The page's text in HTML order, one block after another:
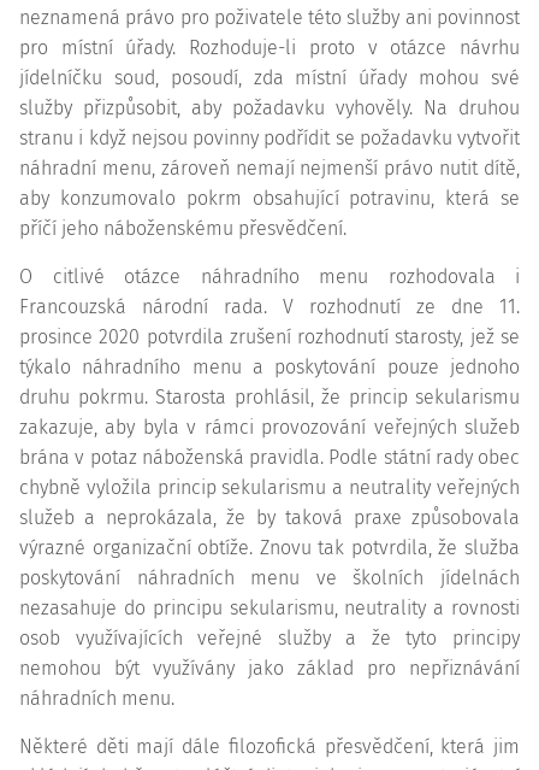
neznamená právo pro poživatele této služby ani povinnost
pro místní úřady. Rozhoduje-li proto v otázce návrhu
jídelníčku soud, posoudí, zda místní úřady mohou své
služby přizpůsobit, aby požadavku vyhověly. Na druhou
stranu i když nejsou povinny podřídit se požadavku vytvořit
náhradní menu, zároveň nemají nejmenší právo nutit dítě,
aby konzumovalo pokrm obsahující potravinu, která se
příčí jeho náboženskému přesvědčení.
O citlivé otázce náhradního menu rozhodovala i
Francouzská národní rada. V rozhodnutí ze dne 11.
prosince 2020 potvrdila zrušení rozhodnutí starosty, jež se
týkalo náhradního menu a poskytování pouze jednoho
druhu pokrmu. Starosta prohlásil, že princip sekularismu
zakazuje, aby byla v rámci provozování veřejných služeb
brána v potaz náboženská pravidla. Podle státní rady obec
chybně vyložila princip sekularismu a neutrality veřejných
služeb a neprokázala, že by taková praxe způsobovala
výrazné organizační obtíže. Znovu tak potvrdila, že služba
poskytování náhradních menu ve školních jídelnách
nezasahuje do principu sekularismu, neutrality a rovnosti
osob využívajících veřejné služby a že tyto principy
nemohou být využívány jako základ pro nepřiznávání
náhradních menu.
Některé děti mají dále filozofická přesvědčení, která jim